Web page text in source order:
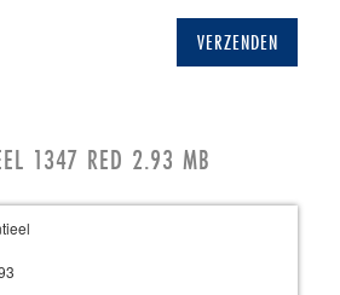
1347 RED 2.93 MB